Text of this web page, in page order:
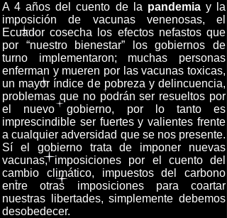
A 4 años del cuento de la pandemiay la
imposición de vacunas venenosas, el
Ecuador cosecha los efectos nefastos que
por “nuestro bienestar” los gobiernos de
turno implementaron; muchas personas
enferman y mueren por las vacunas toxicas,
un mayor índice de pobreza y delincuencia,
problemas que no podrán ser resueltos por
el nuevo gobierno, por lo tanto es
imprescindible ser fuertes y valientes frente
a cualquier adversidad que se nos presente.
Sí el gobierno trata de imponer nuevas
vacunas, imposiciones por el cuento del
cambio climático, impuestos del carbono
entre otras imposiciones para coartar
nuestras libertades, simplemente debemos
desobedecer.